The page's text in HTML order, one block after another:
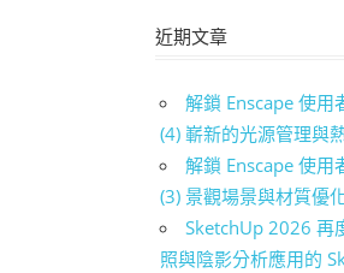
近期文章
解鎖 Enscape 使用
(4) 嶄新的光源管理與
解鎖 Enscape 使用
(3) 景觀場景與材質優
SketchUp 2026 再
照與陰影分析應用的